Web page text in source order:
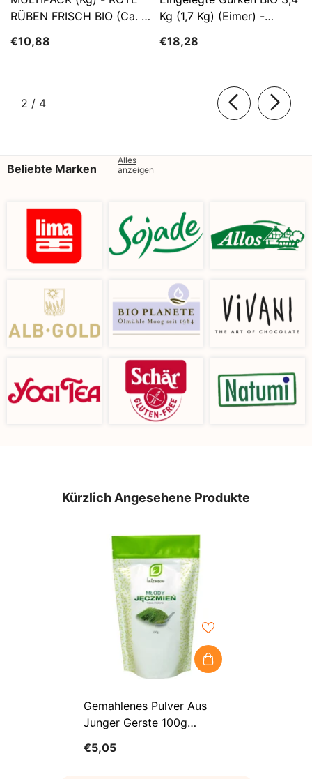
RÜBEN FRISCH BIO (ca. 5
€10,88
Kg (1,7 Kg) (Eimer) -
€18,28
2 / von
4
Beliebte Marken
Alles
anzeigen
Kürzlich Angesehene Produkte
Gemahlenes Pulver Aus
Junger Gerste 100g
€5,05